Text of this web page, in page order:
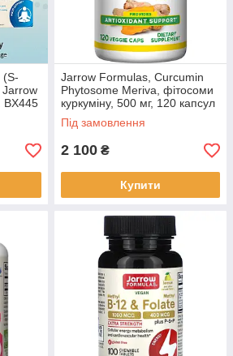
(S-
Jarrow
BX445
Jarrow Formulas, Curcumin
Phytosome Meriva, фітосоми
куркуміну, 500 мг, 120 капсул
у рослинній оболонці BX8
Під замовлення
2 100 ₴
Купити